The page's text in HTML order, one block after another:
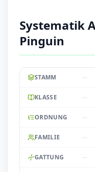
Systematik
Pinguin
STAMM --
KLASSE --
ORDNUNG --
FAMILIE --
GATTUNG --